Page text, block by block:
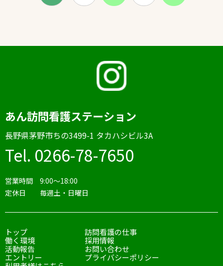
あん訪問看護ステーション
⻑野県茅野市ちの3499-1 タカハシビル3A
Tel. 0266-78-7650
営業時間 9:00〜18:00
定休日 毎週土・日曜日
トップ
訪問看護の仕事
働く環境
採用情報
活動報告
お問い合わせ
エントリー
プライバシーポリシー